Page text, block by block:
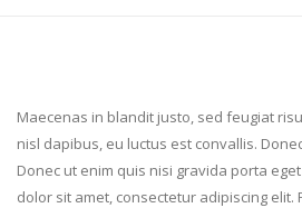
Maecenas in blandit justo, sed feugiat
nisl dapibus, eu luctus est convallis.
Donec ut enim quis nisi gravida porta
dolor sit amet, consectetur adipiscing